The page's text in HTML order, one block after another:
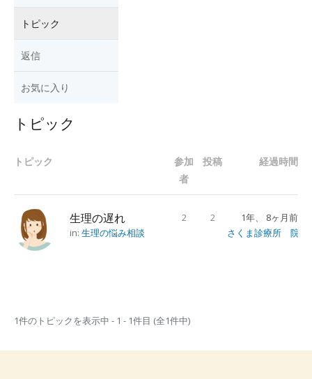
トピック
返信
お気に入り
トピック
トピック
参加
者
投稿 経過時間
生理の遅れ
in: 生理の悩み相談
2 2
1年、 8ヶ月前
さくま診療所 院
1件のトピックを表示中 - 1 - 1件目 (全1件中)